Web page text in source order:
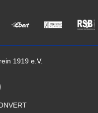
1919 e.V.